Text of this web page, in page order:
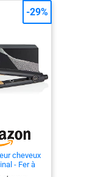
cheveux
- Fer à
-29%